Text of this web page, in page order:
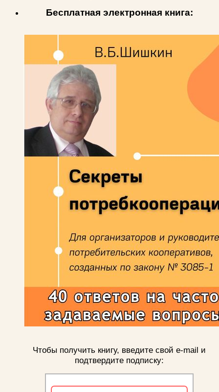
Бесплатная электронная книга:
Чтобы получить книгу, введите свой e-mail и
подтвердите подписку: